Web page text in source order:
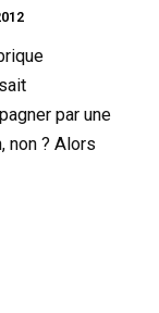
par une
non ? Alors